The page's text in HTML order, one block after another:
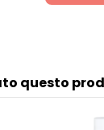
questo